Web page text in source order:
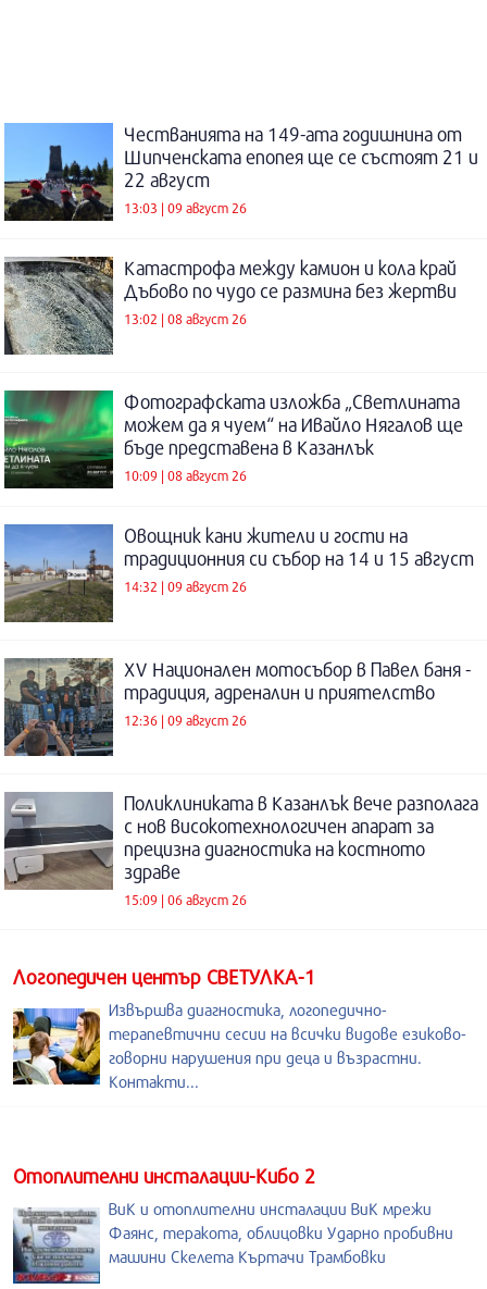
Честванията на 149-ата годишнина от
Шипченската епопея ще се състоят 21 и
22 август
13:03 | 09 август 26
Катастрофа между камион и кола край
Дъбово по чудо се размина без жертви
13:02 | 08 август 26
Фотографската изложба „Светлината
можем да я чуем“ на Ивайло Нягалов ще
бъде представена в Казанлък
10:09 | 08 август 26
Овощник кани жители и гости на
традиционния си събор на 14 и 15 август
14:32 | 09 август 26
XV Национален мотосъбор в Павел баня -
традиция, адреналин и приятелство
12:36 | 09 август 26
Поликлиниката в Казанлък вече разполага
с нов високотехнологичен апарат за
прецизна диагностика на костното
здраве
15:09 | 06 август 26
Логопедичен център СВЕТУЛКА-1
Извършва диагностика, логопедично-
терапевтични сесии на всички видове езиково-
говорни нарушения при деца и възрастни.
Контакти...
Отоплителни инсталации-Кибо 2
ВиК и отоплителни инсталации ВиК мрежи
Фаянс, теракота, облицовки Ударно пробивни
машини Скелета Къртачи Трамбовки